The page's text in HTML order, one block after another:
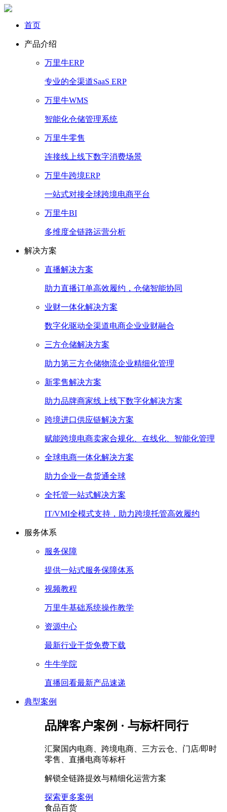
首页
产品介绍
万里牛ERP
专业的全渠道SaaS ERP
万里牛WMS
智能化仓储管理系统
万里牛零售
连接线上线下数字消费场景
万里牛跨境ERP
一站式对接全球跨境电商平台
万里牛BI
多维度全链路运营分析
解决方案
直播解决方案
助力直播订单高效履约，仓储智能协同
业财一体化解决方案
数字化驱动全渠道电商企业业财融合
三方仓储解决方案
助力第三方仓储物流企业精细化管理
新零售解决方案
助力品牌商家线上线下数字化解决方案
跨境进口供应链解决方案
赋能跨境电商卖家合规化、在线化、智能化管理
全球电商一体化解决方案
助力企业一盘货通全球
全托管一站式解决方案
IT/VMI全模式支持，助力跨境托管高效履约
服务体系
服务保障
提供一站式服务保障体系
视频教程
万里牛基础系统操作教学
资源中心
最新行业干货免费下载
牛牛学院
直播回看最新产品速递
典型案例
品牌客户案例 · 与标杆同行
汇聚国内电商、跨境电商、三方云仓、门店/即时
零售、直播电商等标杆
解锁全链路提效与精细化运营方案
探索更多案例
食品百货